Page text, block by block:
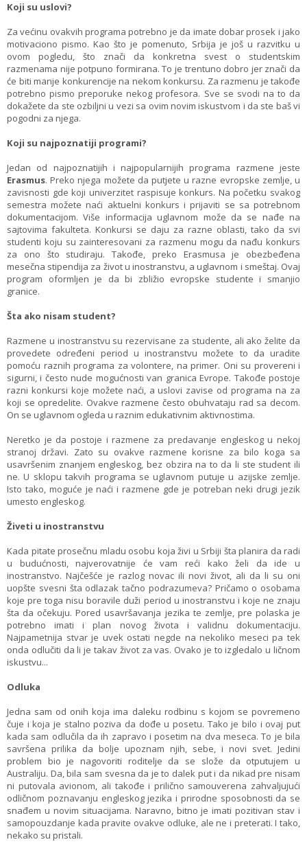
Koji su uslovi?
Za većinu ovakvih programa potrebno je da imate dobar prosek i jako
motivaciono pismo. Kao što je pomenuto, Srbija je još u razvitku u
ovom pogledu, što znači da konkretna svest o studentskim
razmenama nije potpuno formirana. To je trentuno dobro jer znači da
će biti manje konkurencije na nekom konkursu. Za razmenu je takođe
potrebno pismo preporuke nekog profesora. Sve se svodi na to da
dokažete da ste ozbiljni u vezi sa ovim novim iskustvom i da ste baš vi
pogodni za njega.
Koji su najpoznatiji programi?
Jedan od najpoznatijih i najpopularnijih programa razmene jeste
Erasmus. Preko njega možete da putjete u razne evropske zemlje, u
zavisnosti gde koji univerzitet raspisuje konkurs. Na početku svakog
semestra možete naći aktuelni konkurs i prijaviti se sa potrebnom
dokumentacijom. Više informacija uglavnom može da se nađe na
sajtovima fakulteta. Konkursi se daju za razne oblasti, tako da svi
studenti koju su zainteresovani za razmenu mogu da nađu konkurs
za ono što studiraju. Takođe, preko Erasmusa je obezbeđena
mesečna stipendija za život u inostranstvu, a uglavnom i smeštaj. Ovaj
program oformljen je da bi zbližio evropske studente i smanjio
granice.
Šta ako nisam student?
Razmene u inostranstvu su rezervisane za studente, ali ako želite da
provedete određeni period u inostranstvu možete to da uradite
pomoću raznih programa za volontere, na primer. Oni su provereni i
sigurni, i često nude mogućnosti van granica Evrope. Takođe postoje
razni konkursi koje možete naći, a uslovi zavise od programa na za
koji se opredelite. Ovakve razmene često obuhvataju rad sa decom.
On se uglavnom ogleda u raznim edukativnim aktivnostima.
Neretko je da postoje i razmene za predavanje engleskog u nekoj
stranoj državi. Zato su ovakve razmene korisne za bilo koga sa
usavršenim znanjem engleskog, bez obzira na to da li ste student ili
ne. U sklopu takvih programa se uglavnom putuje u azijske zemlje.
Isto tako, moguće je naći i razmene gde je potreban neki drugi jezik
umesto engleskog.
Živeti u inostranstvu
Kada pitate prosečnu mladu osobu koja živi u Srbiji šta planira da radi
u budućnosti, najverovatnije će vam reći kako želi da ide u
inostranstvo. Najčešće je razlog novac ili novi život, ali da li su oni
uopšte svesni šta odlazak tačno podrazumeva? Pričamo o osobama
koje pre toga nisu boravile duži period u inostranstvu i koje ne znaju
šta da očekuju. Pored usavršavanja jezika te zemlje, pre polaska je
potrebno imati i plan novog života i validnu dokumentaciju.
Najpametnija stvar je uvek ostati negde na nekoliko meseci pa tek
onda odlučiti da li je takav život za vas. Ovako je to izgledalo u ličnom
iskustvu...
Odluka
Jedna sam od onih koja ima daleku rodbinu s kojom se povremeno
čuje i koja je stalno poziva da dođe u posetu. Tako je bilo i ovaj put
kada sam odlučila da ih zapravo i posetim na dva meseca. To je bila
savršena prilika da bolje upoznam njih, sebe, i novi svet. Jedini
problem bio je nagovoriti roditelje da se slože da otputujem u
Australiju. Da, bila sam svesna da je to dalek put i da nikad pre nisam
ni putovala avionom, ali takođe i prilično samouverena zahvaljujući
odličnom poznavanju engleskog jezika i prirodne sposobnosti da se
snađem u novim situacijama. Naravno, bitno je imati pozitivan stav i
samopouzdanje kada pravite ovakve odluke, ale ne i preterati. I tako,
nekako su pristali.